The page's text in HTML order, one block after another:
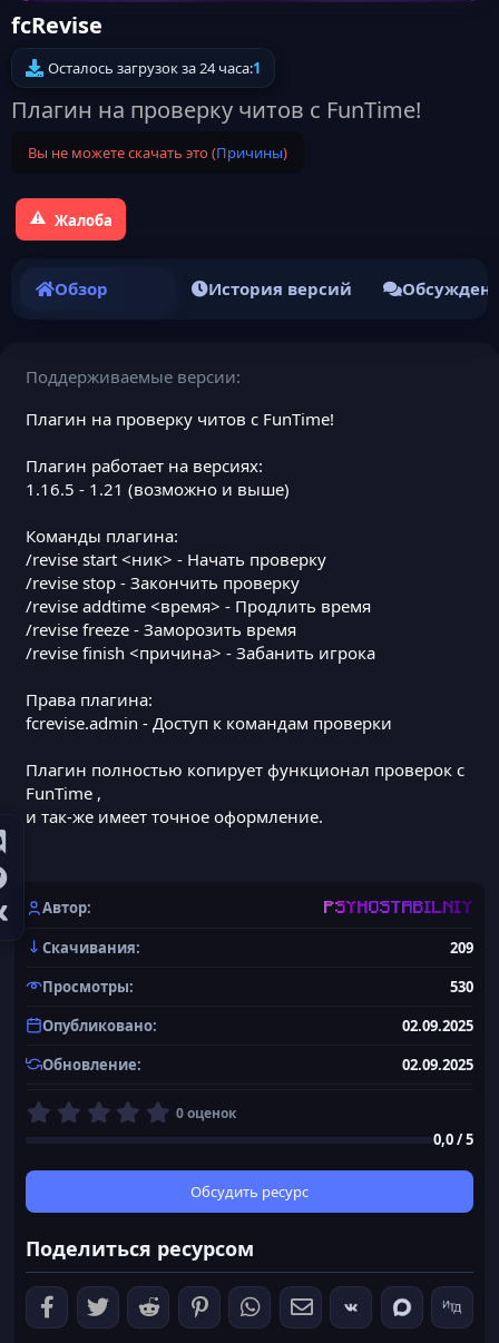
fcRevise
Осталось загрузок за 24 часа:1
Плагин на проверку читов с FunTime!
Вы не можете скачать это (Причины)
Жалоба
Обзор История версий
Поддерживаемые версии
Плагин на проверку читов с FunTime!
Плагин работает на версиях:
1.16.5 - 1.21 (возможно и выше)
Команды плагина:
/revise start <ник> - Начать проверку
/revise stop - Закончить проверку
/revise addtime <время> - Продлить время
/revise freeze - Заморозить время
/revise finish <причина> - Забанить игрока
Права плагина:
fcrevise.admin - Доступ к командам проверки
Плагин полностью копирует функционал проверок с
FunTime ,
и так-же имеет точное оформление.
Автор PSYHOSTABILNIY
Скачивания
209
Просмотры
530
Опубликовано
02.09.2025
Обновление
02.09.2025
0
0
в
ё
з
д
0 оценок
0,0 / 5
Обсудить ресурс
Поделиться ресурсом